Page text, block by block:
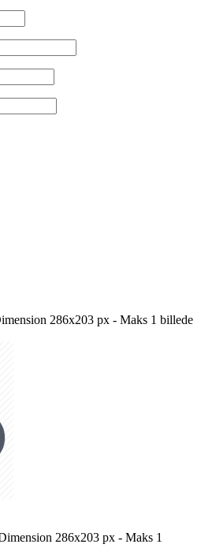
286x203 px - Maks 1 billede
286x203 px - Maks 1